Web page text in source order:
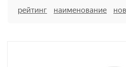
рейтинг
наименование